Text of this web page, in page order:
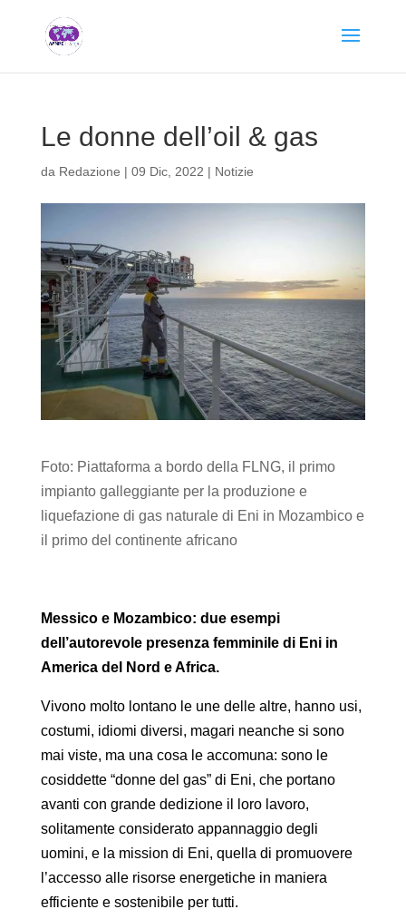
Le donne dell’oil & gas
da Redazione | 09 Dic, 2022 | Notizie
Foto: Piattaforma a bordo della FLNG, il primo
impianto galleggiante per la produzione e
liquefazione di gas naturale di Eni in Mozambico e
il primo del continente africano
Messico e Mozambico: due esempi
dell’autorevole presenza femminile di Eni in
America del Nord e Africa.
Vivono molto lontano le une delle altre, hanno usi,
costumi, idiomi diversi, magari neanche si sono
mai viste, ma una cosa le accomuna: sono le
cosiddette “donne del gas” di Eni, che portano
avanti con grande dedizione il loro lavoro,
solitamente considerato appannaggio degli
uomini, e la mission di Eni, quella di promuovere
l’accesso alle risorse energetiche in maniera
efficiente e sostenibile per tutti.